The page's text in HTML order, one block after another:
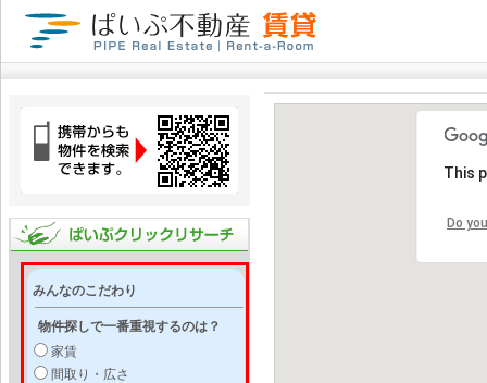
みんなのこだわり
物件探しで一番重視するのは？
家賃
間取り・広さ
This
Do